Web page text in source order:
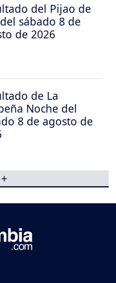
del Pijao de
sábado 8 de
de 2026
de La
Noche del
8 de agosto de